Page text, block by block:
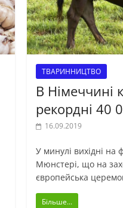
ТВАРИННИЦТВО
В Німеччині
рекордні 40
16.09.2019
У минулі вихідні
Мюнстері, що на
європейська
Більше...